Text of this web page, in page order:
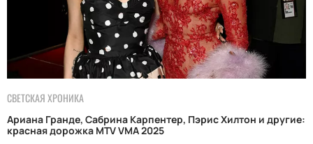
СВЕТСКАЯ ХРОНИКА
Ариана Гранде, Сабрина Карпентер, Пэрис Хилтон и другие:
красная дорожка MTV VMA 2025